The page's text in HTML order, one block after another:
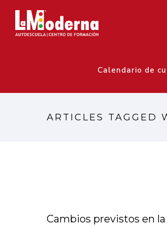
Calendario de
ARTICLES TAGGED
Cambios previstos en